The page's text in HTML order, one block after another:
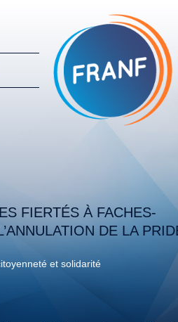
FIERTÉS À FACHES-
DE LA
et solidarité